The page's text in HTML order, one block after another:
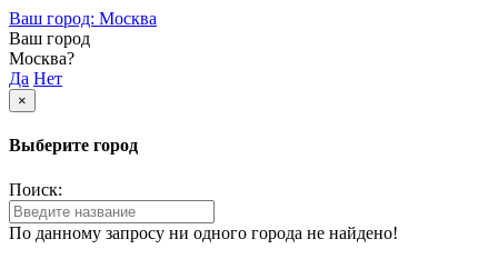
Ваш город: Москва
Ваш город
Москва?
Да Нет
×
Выберите город
Поиск:
По данному запросу ни одного города не найдено!